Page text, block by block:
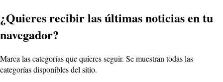
¿Quieres recibir las últimas noticias en tu
navegador?
Marca las categorías que quieres seguir. Se muestran todas las
categorías disponibles del sitio.